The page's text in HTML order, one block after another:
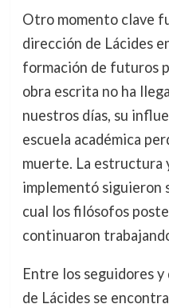
Otro momento clave
dirección de Lácides
formación de futuros
obra escrita no ha
nuestros días, su
escuela académica
muerte. La estructura
implementó siguieron
cual los filósofos
continuaron
Entre los seguidores y
de Lácides se